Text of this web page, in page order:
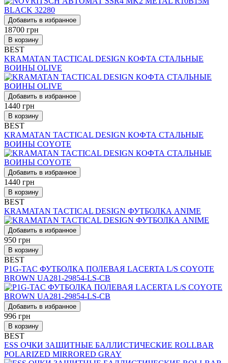
Добавить в избранное
18700 грн
В корзину
BEST
KRAMATAN TACTICAL DESIGN КОФТА СТАЛЬНЫЕ
ВОИНЫ OLIVE
Добавить в избранное
1440 грн
В корзину
BEST
KRAMATAN TACTICAL DESIGN КОФТА СТАЛЬНЫЕ
ВОИНЫ COYOTE
Добавить в избранное
1440 грн
В корзину
BEST
KRAMATAN TACTICAL DESIGN ФУТБОЛКА ANIME
Добавить в избранное
950 грн
В корзину
BEST
P1G-TAC ФУТБОЛКА ПОЛЕВАЯ LACERTA L/S COYOTE
BROWN UA281-29854-LS-CB
Добавить в избранное
996 грн
В корзину
BEST
ESS ОЧКИ ЗАЩИТНЫЕ БАЛЛИСТИЧЕСКИЕ ROLLBAR
POLARIZED MIRRORED GRAY